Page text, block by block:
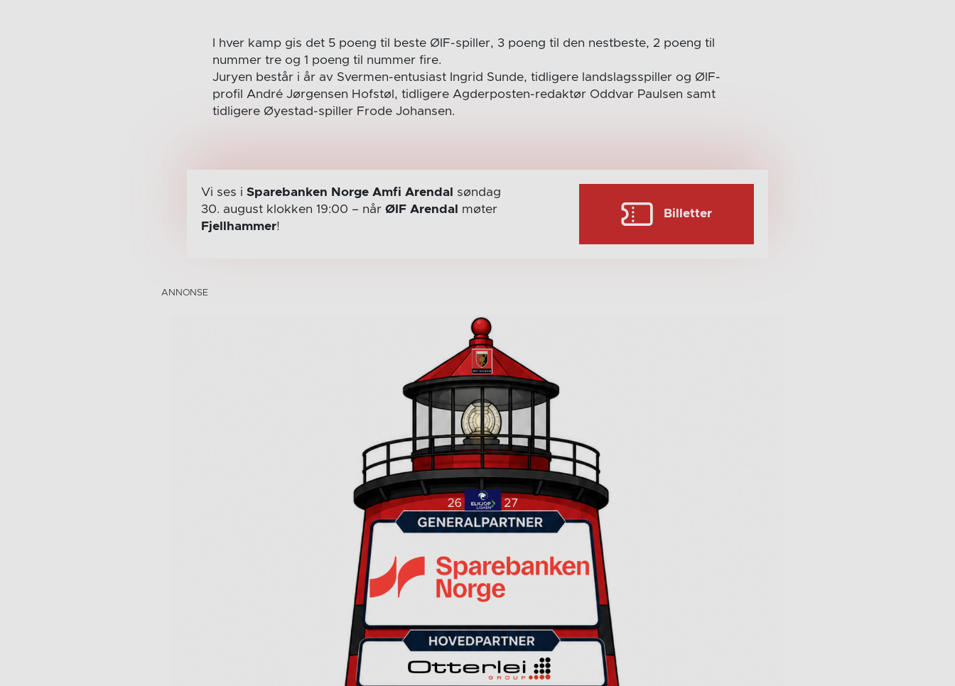
I hver kamp gis det 5 poeng til beste ØIF-spiller, 3 poeng til den nestbeste, 2 poeng til
nummer tre og 1 poeng til nummer fire.
Juryen består i år av Svermen-entusiast Ingrid Sunde, tidligere landslagsspiller og ØIF-
profil André Jørgensen Hofstøl, tidligere Agderposten-redaktør Oddvar Paulsen samt
tidligere Øyestad-spiller Frode Johansen.
Vi ses i Sparebanken Norge Amfi Arendal
søndag
30. august klokken 19:00 – når ØIF Arendal
møter
Fjellhammer!
Billetter